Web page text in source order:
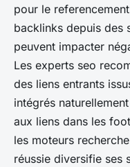
pour le
backlinks depuis des
peuvent impacter
Les experts seo
des liens entrants
intégrés
aux liens dans les
les moteurs
réussie diversifie ses